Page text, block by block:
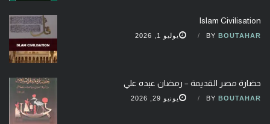
Islam Civilisation
BY BOUTAHAR يوليو 1, 2026
حضارة مصر القديمة – رمضان عبده علي
BY BOUTAHAR يونيو 29, 2026